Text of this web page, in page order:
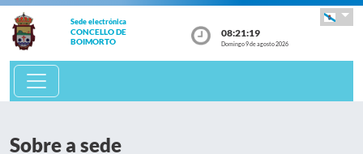
Sede electrónica
CONCELLO DE
BOIMORTO
08:21:19
Domingo 9 de agosto 2026
Sobre a sede